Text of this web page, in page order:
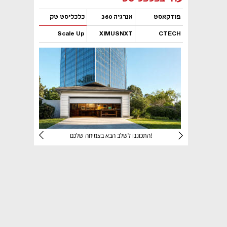
פודקאסט אנרגיה 360 כלכליסט טק
CTECH
XIMUSNXT
Scale Up
נפתח בכרטיסייה חדשה
התכוננו לשלב הבא בצמיחה שלכם!
נפתח בכרטיסייה חדשה